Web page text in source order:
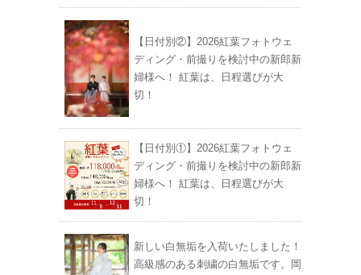
【日付別②】2026紅葉フォトウェ
ディング・前撮りを検討中の新郎新
婦様へ！ 紅葉は、日程選びが大
切！
【日付別①】2026紅葉フォトウェ
ディング・前撮りを検討中の新郎新
婦様へ！ 紅葉は、日程選びが大
切！
新しい白無垢を入荷いたしました！
高級感のある刺繍の白無垢です。岡